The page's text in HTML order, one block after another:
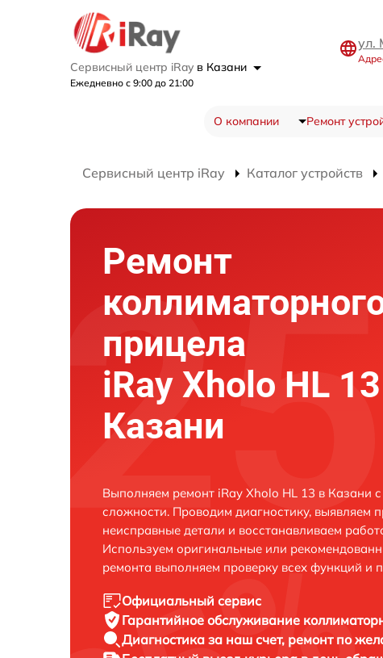
Сервисный центр iRay в Казани
Ежедневно с 9:00 до 21:00
ул.
О компании Ремонт
Сервисный центр iRay Каталог устройств
Ремонт
прицела
iRay Xholo HL
Казани
Выполняем ремонт iRay Xholo HL 13 в Казани
сложности. Проводим диагностику, выявляем
неисправные детали и восстанавливаем
Используем оригинальные или
ремонта выполняем проверку всех функций и
Официальный сервис
Гарантийное обслуживание
Диагностика за наш счет, ремонт по